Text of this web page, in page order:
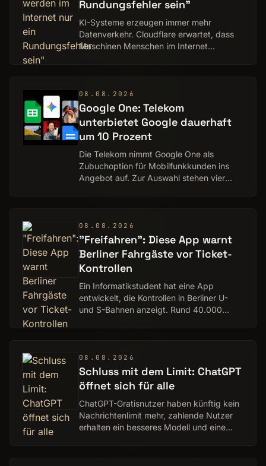
Rundungsfehler sein"
KI-Systeme erzeugen immer mehr
Datenverkehr. Cloudflare erwartet, dass
Maschinen Menschen im Internet
08.08.2026
Google One: Telekom
unterbietet Google dauerhaft
um 10 Prozent
Die Telekom nimmt Google One als
Zubuchoption für Mobilfunkkunden ins
Angebot auf. Zur Auswahl stehen vier
08.08.2026
"Freifahren": Diese App warnt
Berliner Fahrgäste vor Ticket-
Kontrollen
Ein Informatikstudent hat eine App
entwickelt, die Kontrollen in Berliner U-
und S-Bahnen anzeigt. Rund 40.000
08.08.2026
Schluss mit dem Limit: ChatGPT
öffnet sich für alle
ChatGPT-Gratisnutzer haben künftig kein
Nachrichtenlimit mehr, zahlende Nutzer
erhalten ein besseres Modell und eine